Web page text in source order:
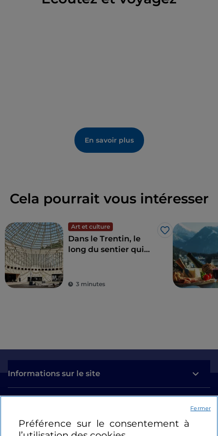
beau sentier creusé dans la roche sur le tracé d'un
En savoir plus
Cela pourrait vous intéresser
Art et culture
J’aime
Dans le Trentin, le
long du sentier qui
3 minutes
Informations sur le site
Se connecter
Préférence sur le consentement à
Fermer